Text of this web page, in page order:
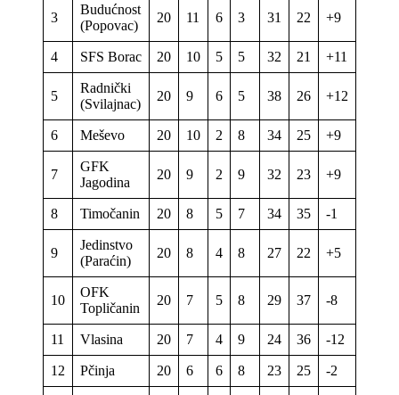
3
Budućnost
(Popovac)
20 11 6 3 31 22 +9
4 SFS Borac 20 10 5 5 32 21 +11
5
Radnički
(Svilajnac)
20 9 6 5 38 26 +12
6 Meševo 20 10 2 8 34 25 +9
7
GFK
Jagodina
20 9 2 9 32 23 +9
8 Timočanin 20 8 5 7 34 35 -1
9
Jedinstvo
(Paraćin)
20 8 4 8 27 22 +5
10
OFK
Topličanin
20 7 5 8 29 37 -8
11 Vlasina 20 7 4 9 24 36 -12
12 Pčinja 20 6 6 8 23 25 -2